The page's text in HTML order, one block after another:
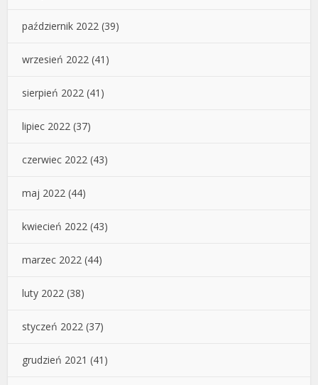
październik 2022 (39)
wrzesień 2022 (41)
sierpień 2022 (41)
lipiec 2022 (37)
czerwiec 2022 (43)
maj 2022 (44)
kwiecień 2022 (43)
marzec 2022 (44)
luty 2022 (38)
styczeń 2022 (37)
grudzień 2021 (41)